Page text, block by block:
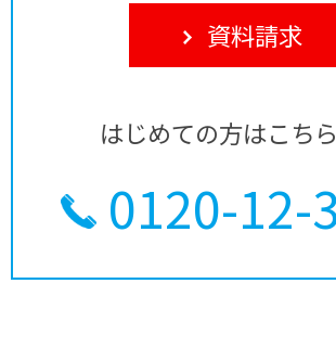
資料請求
はじめての方はこち
0120-12-